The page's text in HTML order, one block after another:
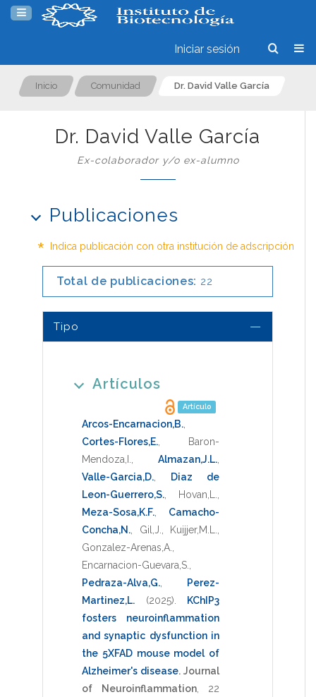
Iniciar sesión
Inicio Comunidad Dr. David Valle García
Dr. David Valle García
Ex-colaborador y/o ex-alumno
Publicaciones
* Indica publicación con otra institución de adscripción
Total de publicaciones: 22
Tipo
Artículos
Artículo
Arcos-Encarnacion,B.
Cortes-Flores,E.
Baron-
Mendoza,I.
Almazan,J.L.
Valle-Garcia,D.
Diaz de
Leon-Guerrero,S.
Hovan,L.
Meza-Sosa,K.F.
Camacho-
Concha,N.
Gil,J. Kuijjer,M.L.
Gonzalez-Arenas,A.
Encarnacion-Guevara,S.
Pedraza-Alva,G.
Perez-
Martinez,L.
(2025)
KChIP3
fosters neuroinflammation
and synaptic dysfunction in
the 5XFAD mouse model of
Alzheimer's disease. Journal
of Neuroinflammation, 22